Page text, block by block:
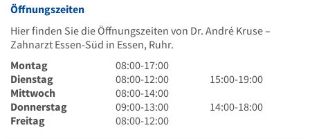
Öffnungszeiten
Hier finden Sie die Öffnungszeiten von Dr. André Kruse –
Zahnarzt Essen-Süd in Essen, Ruhr.
Montag
8
Uhr
bis
17
Uhr
08:00-17:00
Dienstag
8
Uhr
bis
12
08:00-12:00
15
bis
15:00-19:00
Mittwoch
8
Uhr
bis
08:00-14:00
Donnerstag
9
Uhr
09:00-13:00
14
14:00-18:00
Freitag
8
08:00-12:00